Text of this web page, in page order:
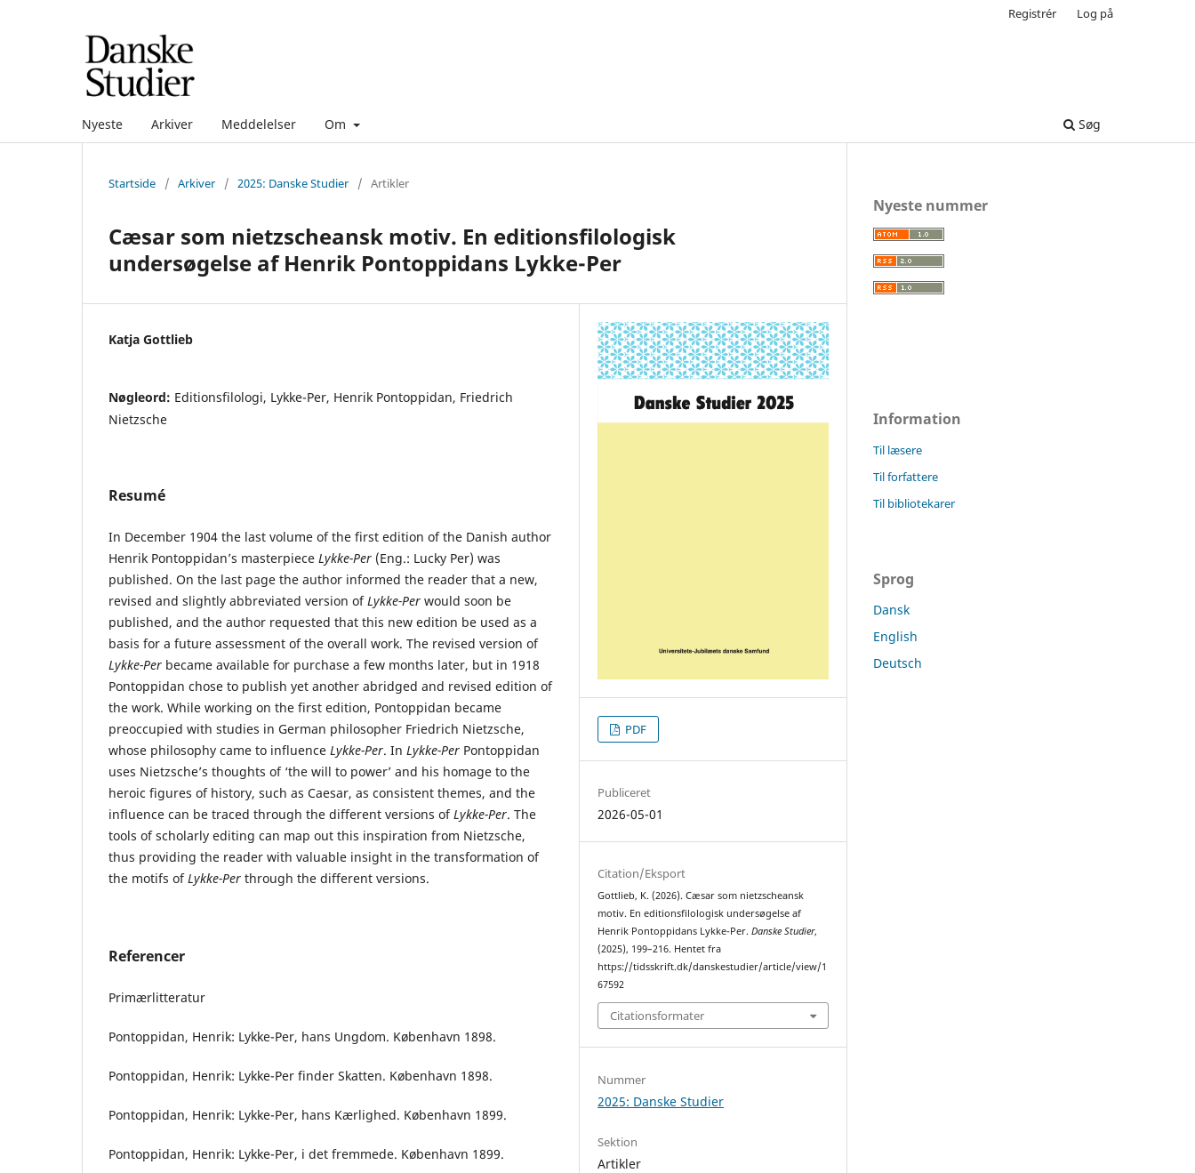
Nyeste Arkiver Meddelelser Om Søg
Registrér Log på
Startside / Arkiver / 2025: Danske Studier / Artikler
Cæsar som nietzscheansk motiv. En editionsfilologisk
undersøgelse af Henrik Pontoppidans Lykke-Per
Katja Gottlieb
Nøgleord: Editionsfilologi, Lykke-Per, Henrik Pontoppidan, Friedrich
Nietzsche
Resumé
In December 1904 the last volume of the first edition of the Danish author
Henrik Pontoppidan’s masterpiece Lykke-Per (Eng.: Lucky Per) was
published. On the last page the author informed the reader that a new,
revised and slightly abbreviated version ofLykke-Per would soon be
published, and the author requested that this new edition be used as a
basis for a future assessment of the overall work. The revised version of
Lykke-Per became available for purchase a few months later, but in 1918
Pontoppidan chose to publish yet another abridged and revised edition of
the work. While working on the first edition, Pontoppidan became
preoccupied with studies in German philosopher Friedrich Nietzsche,
whose philosophy came to influence Lykke-Per. In Lykke-Per Pontoppidan
uses Nietzsche’s thoughts of ‘the will to power’ and his homage to the
heroic figures of history, such as Caesar, as consistent themes, and the
influence can be traced through the different versions ofLykke-Per. The
tools of scholarly editing can map out this inspiration from Nietzsche,
thus providing the reader with valuable insight in the transformation of
the motifs ofLykke-Per through the different versions.
Referencer
Primærlitteratur
Pontoppidan, Henrik: Lykke-Per, hans Ungdom. København 1898.
Pontoppidan, Henrik: Lykke-Per finder Skatten. København 1898.
Pontoppidan, Henrik: Lykke-Per, hans Kærlighed. København 1899.
Pontoppidan, Henrik: Lykke-Per, i det fremmede. København 1899.
PDF
Publiceret
2026-05-01
Citation/Eksport
Gottlieb, K. (2026). Cæsar som nietzscheansk
motiv. En editionsfilologisk undersøgelse af
Henrik Pontoppidans Lykke-Per.Danske Studier,
(2025), 199–216. Hentet fra
https://tidsskrift.dk/danskestudier/article/view/1
67592
Citationsformater
Nummer
2025: Danske Studier
Sektion
Artikler
Nyeste nummer
Information
Til læsere
Til forfattere
Til bibliotekarer
Sprog
Dansk
English
Deutsch